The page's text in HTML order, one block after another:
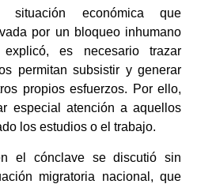
económica que
por un bloqueo inhumano
es necesario trazar
permitan subsistir y generar
propios esfuerzos. Por ello,
especial atención a aquellos
los estudios o el trabajo.
el cónclave se discutió sin
migratoria nacional, que